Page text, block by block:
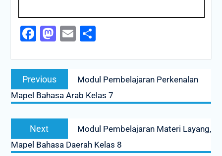
Facebook
Mastodon
Email
Navigasi
posPrevious
Previous
post:
Modul Pembelajaran Perkenalan
Mapel Bahasa Arab Kelas 7
Next
post:
Modul Pembelajaran Materi Layang,
Mapel Bahasa Daerah Kelas 8